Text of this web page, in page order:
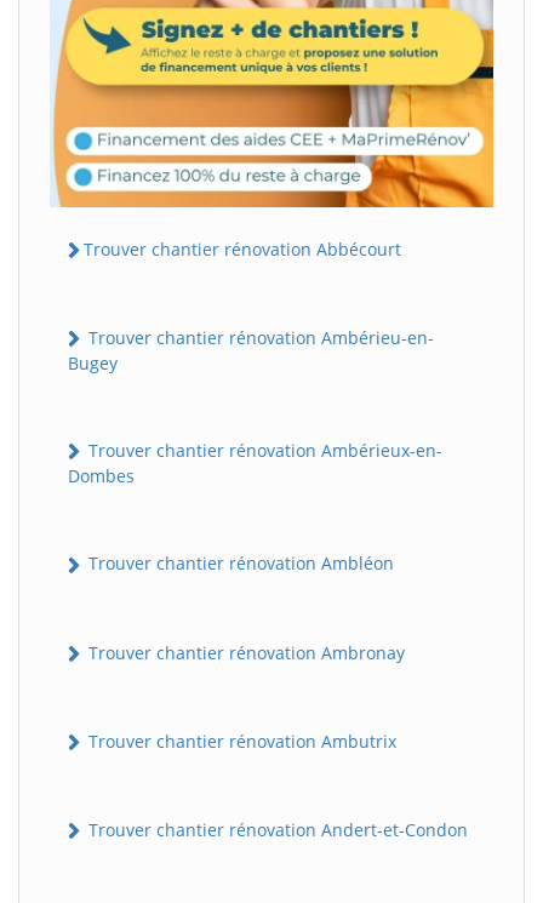
Trouver chantier rénovation Abbécourt
Trouver chantier rénovation Ambérieu-en-
Bugey
Trouver chantier rénovation Ambérieux-en-
Dombes
Trouver chantier rénovation Ambléon
Trouver chantier rénovation Ambronay
Trouver chantier rénovation Ambutrix
Trouver chantier rénovation Andert-et-Condon